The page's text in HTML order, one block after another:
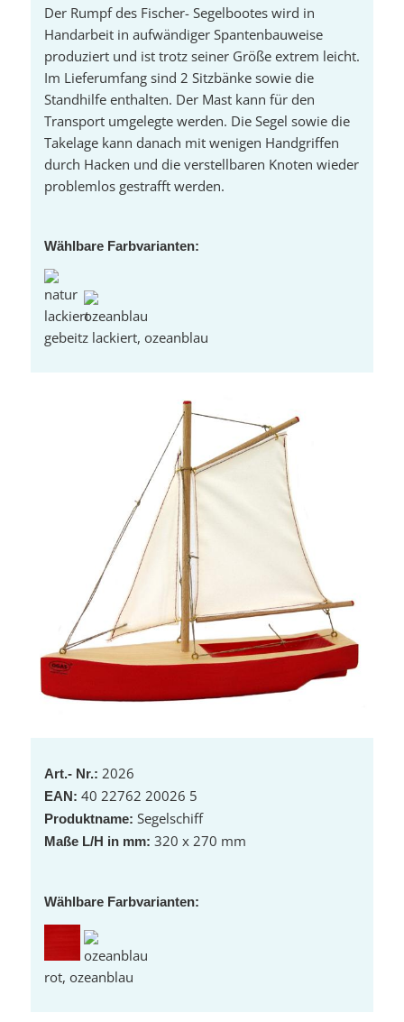
Der Rumpf des Fischer- Segelbootes wird in
Handarbeit in aufwändiger Spantenbauweise
produziert und ist trotz seiner Größe extrem leicht.
Im Lieferumfang sind 2 Sitzbänke sowie die
Standhilfe enthalten. Der Mast kann für den
Transport umgelegte werden. Die Segel sowie die
Takelage kann danach mit wenigen Handgriffen
durch Hacken und die verstellbaren Knoten wieder
problemlos gestrafft werden.
Wählbare Farbvarianten:
gebeitz lackiert, ozeanblau
Art.- Nr.: 2026
EAN: 40 22762 20026 5
Produktname: Segelschiff
Maße L/H in mm: 320 x 270 mm
Wählbare Farbvarianten:
rot, ozeanblau